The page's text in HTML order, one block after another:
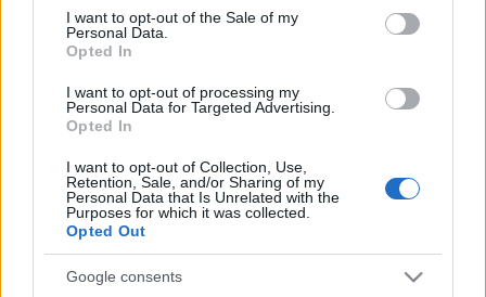
consent section.
I want to opt-out of the Sale of my
Personal Data.
Opted In
I want to opt-out of processing my
Personal Data for Targeted Advertising.
Opted In
I want to opt-out of Collection, Use,
Retention, Sale, and/or Sharing of my
Personal Data that Is Unrelated with the
Purposes for which it was collected.
Opted Out
Google consents
Jakab Péter, a Jazzékiel zenekar dalszövegíró-
frontembere tavaly év elején jelentette meg első
szólólemezét Nem fontos személy címmel, aminek a
Recorderen volt a premierje, és 2021 legjobb
magyar lemezei közé is beválogattuk. Egy évvel a
debütáló klipet követően ismét Szabó Áron és Kósa
Péter…